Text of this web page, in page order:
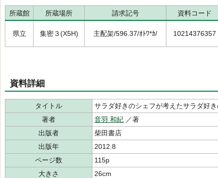
所蔵館 所蔵場所 請求記号 資料コード
県立 集密３(X5H) 主配架/596.37/ｵﾄﾜ*ｶ/ 10214376357
資料詳細
タイトル
サラダ好きのシェフが考えたサラダ好
著者
音羽 和紀 ／著
出版者
柴田書店
出版年
2012.8
ページ数
115p
大きさ
26cm